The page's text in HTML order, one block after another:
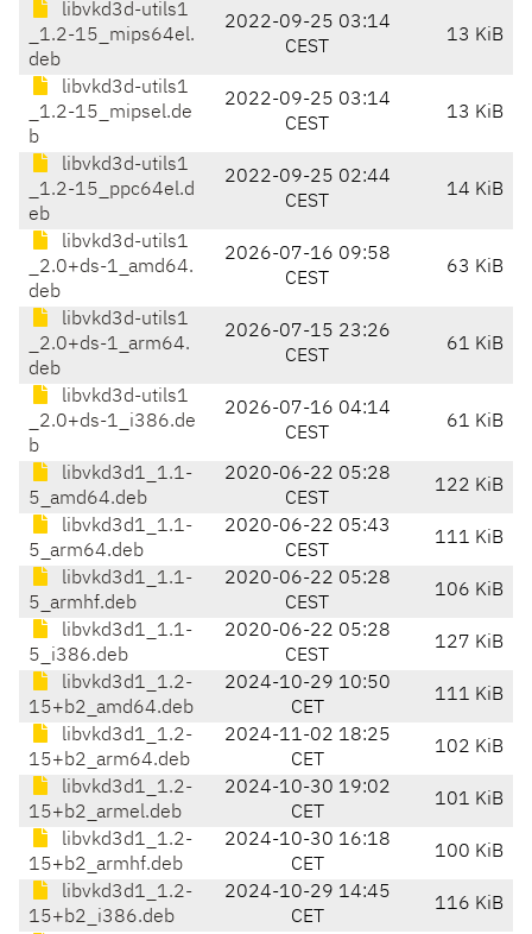
libvkd3d-utils1
_1.2-15_mips64el.
deb
2022-09-25 03:14
CEST
13 KiB
libvkd3d-utils1
_1.2-15_mipsel.de
b
2022-09-25 03:14
CEST
13 KiB
libvkd3d-utils1
_1.2-15_ppc64el.d
eb
2022-09-25 02:44
CEST
14 KiB
libvkd3d-utils1
_2.0+ds-1_amd64.
deb
2026-07-16 09:58
CEST
63 KiB
libvkd3d-utils1
_2.0+ds-1_arm64.
deb
2026-07-15 23:26
CEST
61 KiB
libvkd3d-utils1
_2.0+ds-1_i386.de
b
2026-07-16 04:14
CEST
61 KiB
libvkd3d1_1.1-
5_amd64.deb
2020-06-22 05:28
CEST
122 KiB
libvkd3d1_1.1-
5_arm64.deb
2020-06-22 05:43
CEST
111 KiB
libvkd3d1_1.1-
5_armhf.deb
2020-06-22 05:28
CEST
106 KiB
libvkd3d1_1.1-
5_i386.deb
2020-06-22 05:28
CEST
127 KiB
libvkd3d1_1.2-
15+b2_amd64.deb
2024-10-29 10:50
CET
111 KiB
libvkd3d1_1.2-
15+b2_arm64.deb
2024-11-02 18:25
CET
102 KiB
libvkd3d1_1.2-
15+b2_armel.deb
2024-10-30 19:02
CET
101 KiB
libvkd3d1_1.2-
15+b2_armhf.deb
2024-10-30 16:18
CET
100 KiB
libvkd3d1_1.2-
15+b2_i386.deb
2024-10-29 14:45
CET
116 KiB